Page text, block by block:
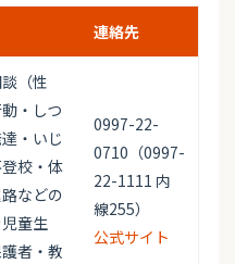
連絡先
（性
・しつ
・いじ
校・体
などの
童生
者・教
0997-22-
0710（0997-
22-1111 内
線255）
公式サイト